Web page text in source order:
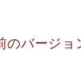
のバージ